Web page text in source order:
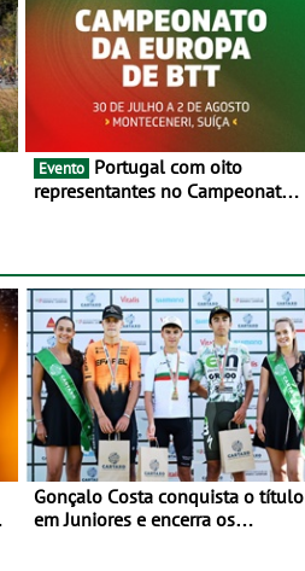
Evento
representantes no Campeonato
Gonçalo Costa conquista o título
em Juniores e encerra os